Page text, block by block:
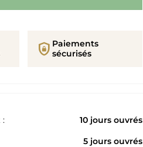
shield_lock Paiements
sécurisés
: 10 jours ouvrés
5 jours ouvrés